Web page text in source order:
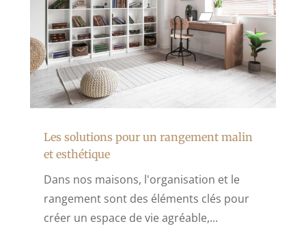
Les solutions pour un rangement malin
et esthétique
Dans nos maisons, l'organisation et le
rangement sont des éléments clés pour
créer un espace de vie agréable,...